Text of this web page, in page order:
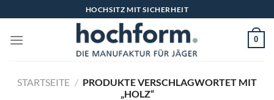
Inhalt
springen
HOCHSITZ MIT SICHERHEIT
0
STARTSEITE / PRODUKTE VERSCHLAGWORTET MIT
„HOLZ“